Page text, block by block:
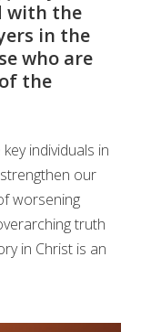
with the
in the
who are
the
individuals in
our
worsening
truth
in Christ is an